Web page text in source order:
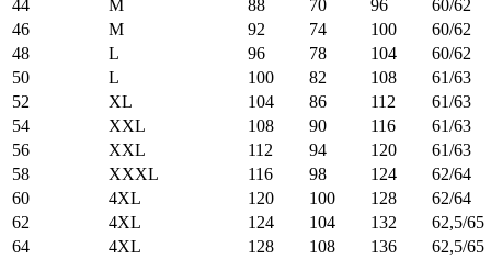
44
M 88 70 96
60/62
46
M 92 74 100
60/62
48
L 96 78 104
60/62
50
L 100 82 108
61/63
52
XL 104 86 112
61/63
54
XXL 108 90 116
61/63
56
XXL 112 94 120
61/63
58
XXXL 116 98 124
62/64
60
4XL 120 100 128
62/64
62
4XL 124 104 132
62,5/65
64
4XL 128 108 136
62,5/65